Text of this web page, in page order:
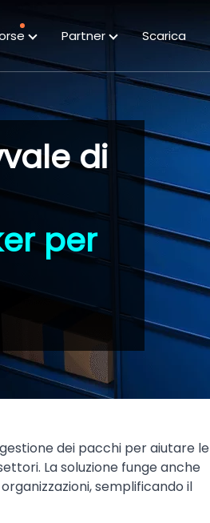
Partner Scarica
di
per
dei pacchi per aiutare le
La soluzione funge anche
semplificando il